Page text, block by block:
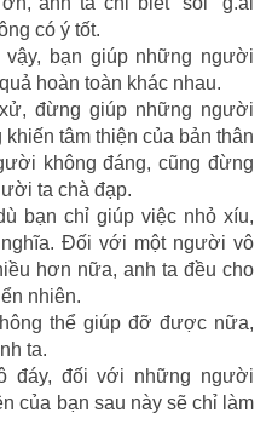
có ý tốt.
vậy, bạn giúp những người
hoàn toàn khác nhau.
đừng giúp những người
khiến tâm thiện của bản thân
không đáng, cũng đừng
ta chà đạp.
bạn chỉ giúp việc nhỏ xíu,
Đối với một người vô
hơn nữa, anh ta đều cho
nhiên.
thể giúp đỡ được nữa,
ta.
đáy, đối với những người
của bạn sau này sẽ chỉ làm